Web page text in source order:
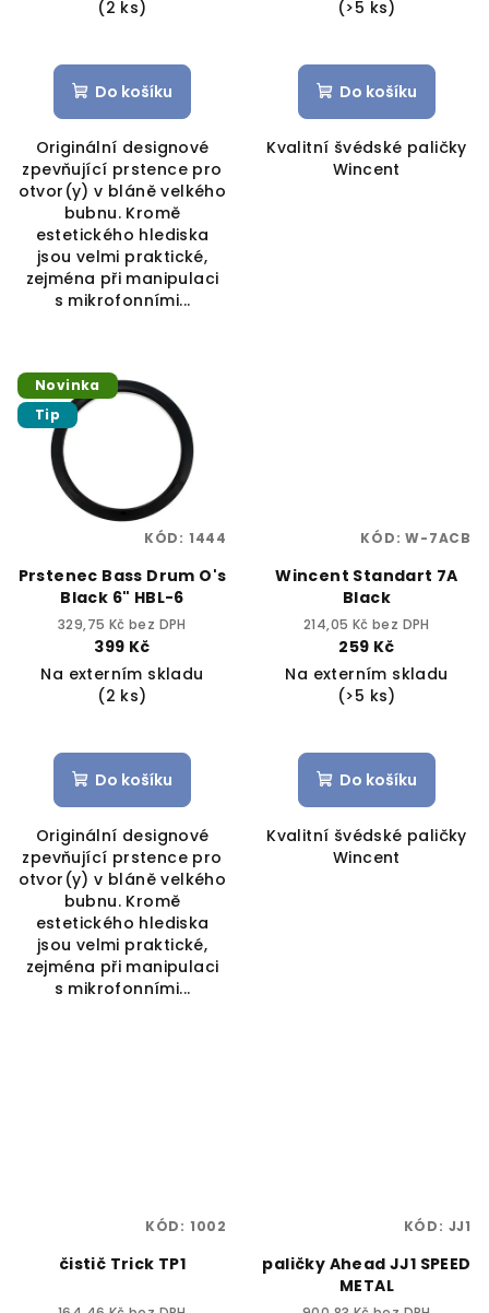
(2 ks)
Do košíku
Originální designové
zpevňující prstence pro
otvor(y) v bláně velkého
bubnu. Kromě
estetického hlediska
jsou velmi praktické,
zejména při manipulaci
s mikrofonními...
(>5 ks)
Do košíku
Kvalitní švédské paličky
Wincent
Novinka
Tip
Prstenec Bass Drum O's
Black 6" HBL-6
329,75 Kč bez DPH
399 Kč
Na externím skladu
(2 ks)
Do košíku
Originální designové
zpevňující prstence pro
otvor(y) v bláně velkého
bubnu. Kromě
estetického hlediska
jsou velmi praktické,
zejména při manipulaci
s mikrofonními...
KÓD: 1444
Wincent Standart 7A
Black
214,05 Kč bez DPH
259 Kč
Na externím skladu
(>5 ks)
Do košíku
Kvalitní švédské paličky
Wincent
KÓD:W-7ACB
čistič Trick TP1
KÓD: 1002
paličky Ahead JJ1 SPEED
METAL
KÓD: JJ1